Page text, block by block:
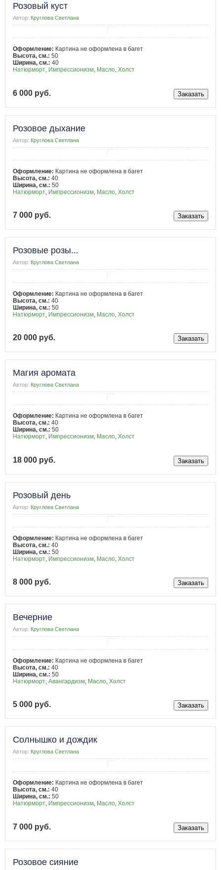
Розовый куст
Автор: Круглова Светлана
Оформление: Картина не оформлена в багет
Высота, см.: 50
Ширина, см.: 40
Натюрморт, Импрессионизм, Масло, Холст
6 000 руб.
Розовое дыхание
Автор: Круглова Светлана
Оформление: Картина не оформлена в багет
Высота, см.: 40
Ширина, см.: 50
Натюрморт, Импрессионизм, Масло, Холст
7 000 руб.
Розовые розы...
Автор: Круглова Светлана
Оформление: Картина не оформлена в багет
Высота, см.: 40
Ширина, см.: 50
Натюрморт Импрессионизм Масло Холст
20 000 руб.
Магия аромата
Автор: Круглова Светлана
Оформление: Картина не оформлена в багет
Высота, см.: 40
Ширина, см.: 50
Натюрморт, Импрессионизм, Масло, Холст
18 000 руб.
Розовый день
Автор: Круглова Светлана
Оформление: Картина не оформлена в багет
Высота, см.: 40
Ширина, см.: 50
Натюрморт, Импрессионизм, Масло, Холст
8 000 руб.
Вечерние
Автор: Круглова Светлана
Оформление: Картина не оформлена в багет
Высота, см.: 40
Ширина, см.: 50
Натюрморт Авангардизм Масло Холст
5 000 руб.
Солнышко и дождик
Автор: Круглова Светлана
Оформление: Картина не оформлена в багет
Высота, см.: 40
Ширина, см.: 50
Натюрморт, Импрессионизм, Масло, Холст
7 000 руб.
Розовое сияние